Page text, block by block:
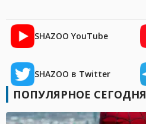
SHAZOO YouTube
SHAZOO в Twitter
ПОПУЛЯРНОЕ СЕГОДНЯ